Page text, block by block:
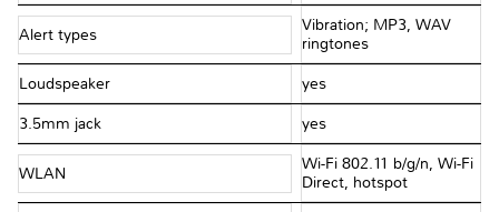
Alert types
Vibration; MP3, WAV
ringtones
Loudspeaker yes
3.5mm jack yes
WLAN
Wi-Fi 802.11 b/g/n, Wi-Fi
Direct, hotspot